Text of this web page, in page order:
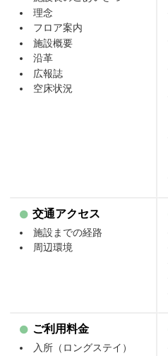
理念
フロア案内
施設概要
沿革
広報誌
空床状況
交通アクセス
施設までの経路
周辺環境
ご利用料金
入所（ロングステイ）